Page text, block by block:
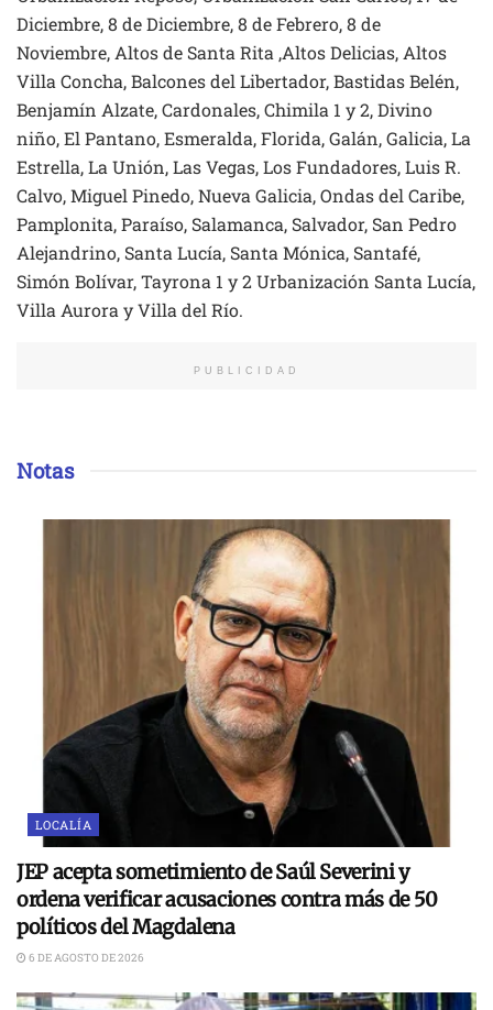
Diciembre, 8 de Diciembre, 8 de Febrero, 8 de
Noviembre, Altos de Santa Rita ,Altos Delicias, Altos
Villa Concha, Balcones del Libertador, Bastidas Belén,
Benjamín Alzate, Cardonales, Chimila 1 y 2, Divino
niño, El Pantano, Esmeralda, Florida, Galán, Galicia, La
Estrella, La Unión, Las Vegas, Los Fundadores, Luis R.
Calvo, Miguel Pinedo, Nueva Galicia, Ondas del Caribe,
Pamplonita, Paraíso, Salamanca, Salvador, San Pedro
Alejandrino, Santa Lucía, Santa Mónica, Santafé,
Simón Bolívar, Tayrona 1 y 2 Urbanización Santa Lucía,
Villa Aurora y Villa del Río.
PUBLICIDAD
Notas
LOCALÍA
JEP acepta sometimiento de Saúl Severini y
ordena verificar acusaciones contra más de 50
políticos del Magdalena
6 DE AGOSTO DE 2026